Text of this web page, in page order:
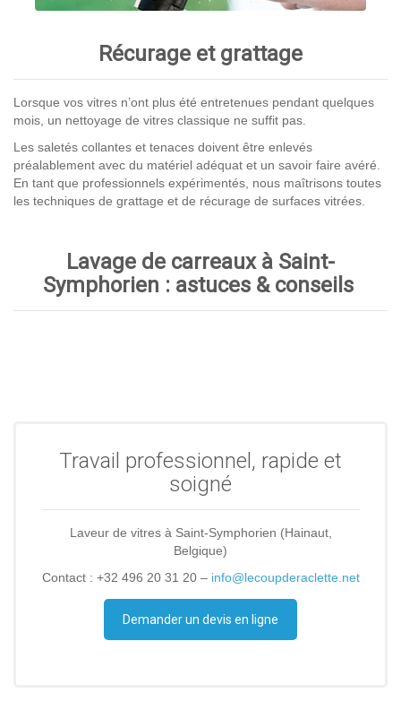
Récurage et grattage
Lorsque vos vitres n’ont plus été entretenues pendant quelques
mois, un nettoyage de vitres classique ne suffit pas.
Les saletés collantes et tenaces doivent être enlevés
préalablement avec du matériel adéquat et un savoir faire avéré.
En tant que professionnels expérimentés, nous maîtrisons toutes
les techniques de grattage et de récurage de surfaces vitrées.
Lavage de carreaux à Saint-
Symphorien : astuces & conseils
Travail professionnel, rapide et
soigné
Laveur de vitres à Saint-Symphorien (Hainaut,
Belgique)
Contact : +32 496 20 31 20 – info@lecoupderaclette.net
Demander un devis en ligne